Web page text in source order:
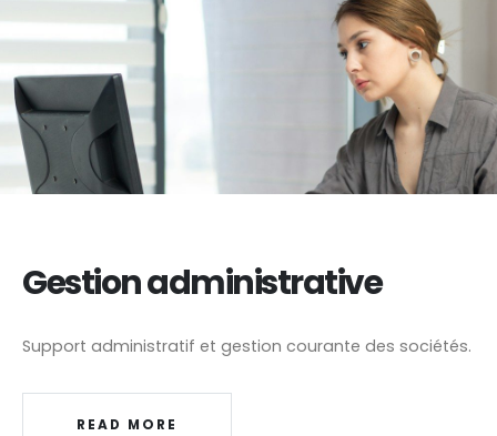
Gestion administrative
Support administratif et gestion courante des sociétés.
READ MORE